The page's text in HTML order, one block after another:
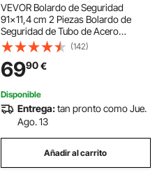
VEVOR Bolardo de Seguridad
91x11,4 cm 2 Piezas Bolardo de
Seguridad de Tubo de Acero
Recubrimiento de Polvo Amarillo
Barrera de Seguridad con 8 Pernos
de Anclaje para Aparcamiento,
Peatones, Escuelas
(142)
6990€
Disponible
Entrega:tan pronto como Jue.
Ago. 13
Añadir al carrito